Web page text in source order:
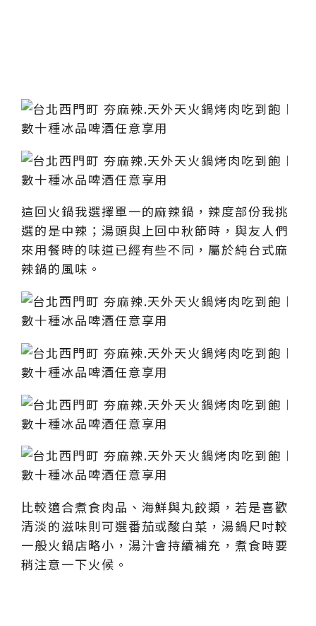
這回火鍋我選擇單一的麻辣鍋，辣度部份我挑
選的是中辣；湯頭與上回中秋節時，與友人們
來用餐時的味道已經有些不同，屬於純台式麻
辣鍋的風味。
比較適合煮食肉品、海鮮與丸餃類，若是喜歡
清淡的滋味則可選番茄或酸白菜，湯鍋尺吋較
一般火鍋店略小，湯汁會持續補充，煮食時要
稍注意一下火候。